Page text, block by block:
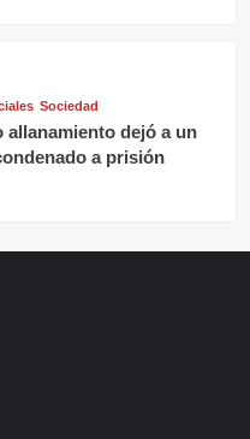
Sociedad
allanamiento dejó a un
a prisión